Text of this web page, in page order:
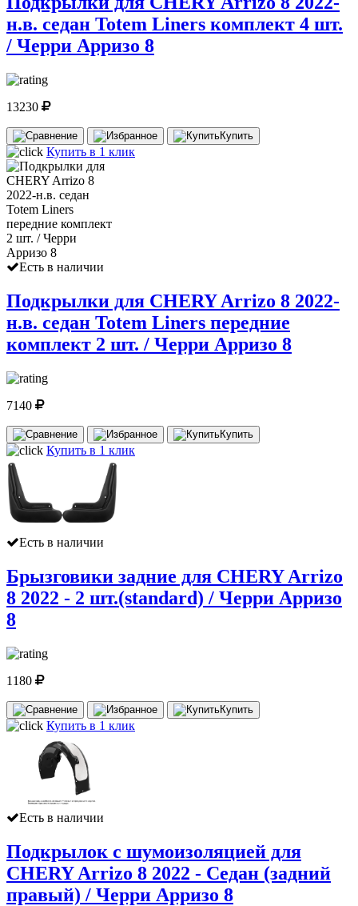
н.в. седан Totem Liners комплект 4 шт.
/ Черри Арризо 8
13230
Купить
Купить в 1 клик
Есть в наличии
Подкрылки для CHERY Arrizo 8 2022-
н.в. седан Totem Liners передние
комплект 2 шт. / Черри Арризо 8
7140
Купить
Купить в 1 клик
Есть в наличии
Брызговики задние для CHERY Arrizo
8 2022 - 2 шт.(standard) / Черри Арризо
8
1180
Купить
Купить в 1 клик
Есть в наличии
Подкрылок с шумоизоляцией для
CHERY Arrizo 8 2022 - Седан (задний
правый) / Черри Арризо 8